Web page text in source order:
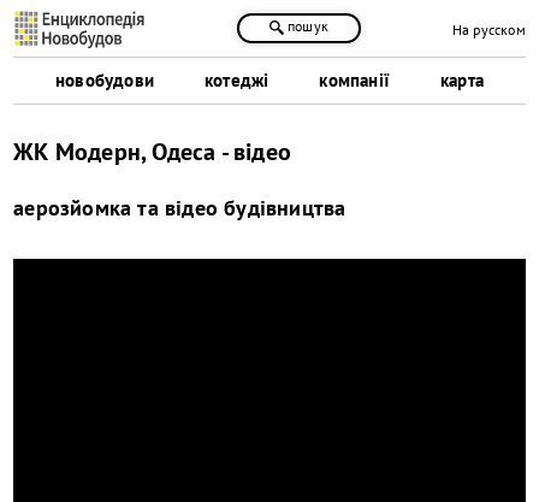
новобудови котеджі компанії карта
пошук На русском
ЖК Модерн, Одеса - відео
аерозйомка та відео будівництва